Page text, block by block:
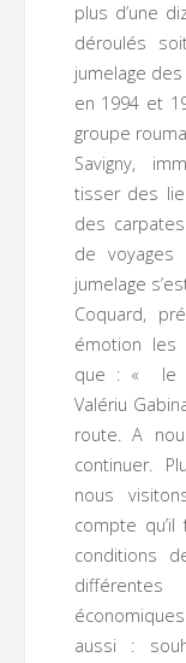
plus d’une
déroulés
jumelage
en 1994 et
groupe
Savigny,
tisser des
des
de
jumelage
Coquard,
émotion les
que : « le
Valériu
route. A
continuer.
nous
compte
conditions
aussi :